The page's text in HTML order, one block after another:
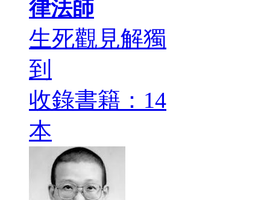
律法師
生死觀見解獨
到
收錄書籍：14
本